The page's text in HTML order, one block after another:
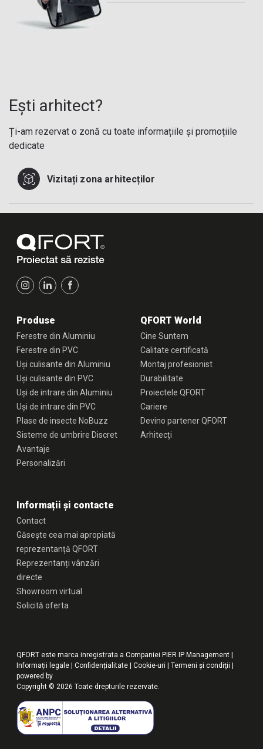
Ești arhitect?
Ți-am rezervat o zonă cu toate informațiile și promoțiile
dedicate
Vizitați zona arhitecților
Produse
Ferestre din Aluminiu
Ferestre din PVC
Uși culisante din Aluminiu
Uși culisante din PVC
Uși de intrare din Aluminiu
Uși de intrare din PVC
Plase de insecte NoBuzz
Sisteme de umbrire Discret
Avantaje
Personalizări
QFORT World
Cine Suntem
Calitate certificată
Montaj profesionist
Durabilitate
Proiectele QFORT
Cariere
Devino partener QFORT
Arhitecți
Informații și contacte
Contact
Găsește cea mai apropiată
reprezentanță QFORT
Reprezentanți vânzări
directe
Showroom virtual
Solicită oferta
QFORT este marca inregistrata a Companiei PIER IP Management |
Informații legale |Confidențialitate |Cookie-uri |Termeni şi condiţii |
powered by
Copyright © 2026 Toate drepturile rezervate.